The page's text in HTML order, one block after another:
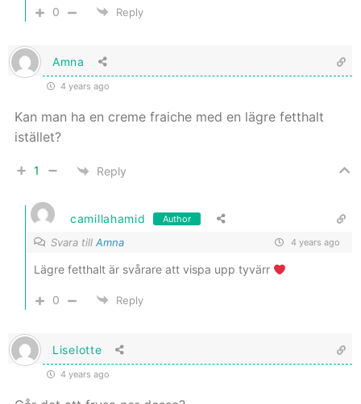
0 Reply
Amna
4 years ago
Kan man ha en creme fraiche med en lägre fetthalt
istället?
1 Reply
camillahamid Author
Svara till Amna 4 years ago
Lägre fetthalt är svårare att vispa upp tyvärr
0 Reply
Liselotte
4 years ago